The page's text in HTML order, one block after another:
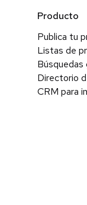
Producto
Publica tu
Listas de
Búsquedas
Directorio
CRM para